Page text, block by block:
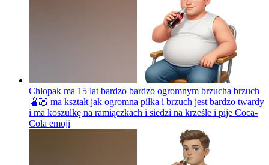
Chłopak ma 15 lat bardzo bardzo ogromnym brzucha brzuch
🫄🏼 ma kształt jak ogromna piłka i brzuch jest bardzo twardy
i ma koszulkę na ramiączkach i siedzi na krześle i pije Coca-
Cola emoji